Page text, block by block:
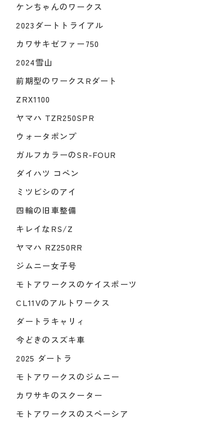
ケンちゃんのワークス
2023ダートトライアル
カワサキゼファー750
2024雪山
前期型のワークスRダート
ZRX1100
ヤマハ TZR250SPR
ウォータポンプ
ガルフカラーのSR-FOUR
ダイハツ コペン
ミツビシのアイ
四輪の旧車整備
キレイなRS/Z
ヤマハ RZ250RR
ジムニー女子号
モトアワークスのケイスポーツ
CL11Vのアルトワークス
ダートラキャリィ
今どきのスズキ車
2025 ダートラ
モトアワークスのジムニー
カワサキのスクーター
モトアワークスのスペーシア